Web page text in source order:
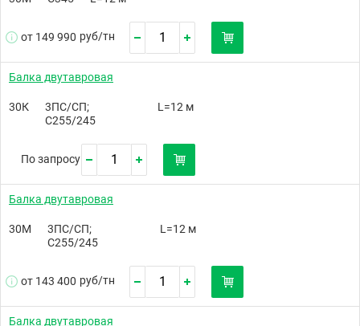
от 149 990 руб/тн
Балка двутавровая
30К
3ПС/СП;
С255/245
L=12 м
По запросу
Балка двутавровая
30М
3ПС/СП;
С255/245
L=12 м
от 143 400 руб/тн
Балка двутавровая